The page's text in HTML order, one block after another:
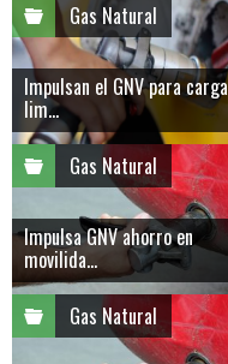
Gas Natural
Impulsan el GNV para carga
lim...
Gas Natural
Impulsa GNV ahorro en
movilida...
Gas Natural